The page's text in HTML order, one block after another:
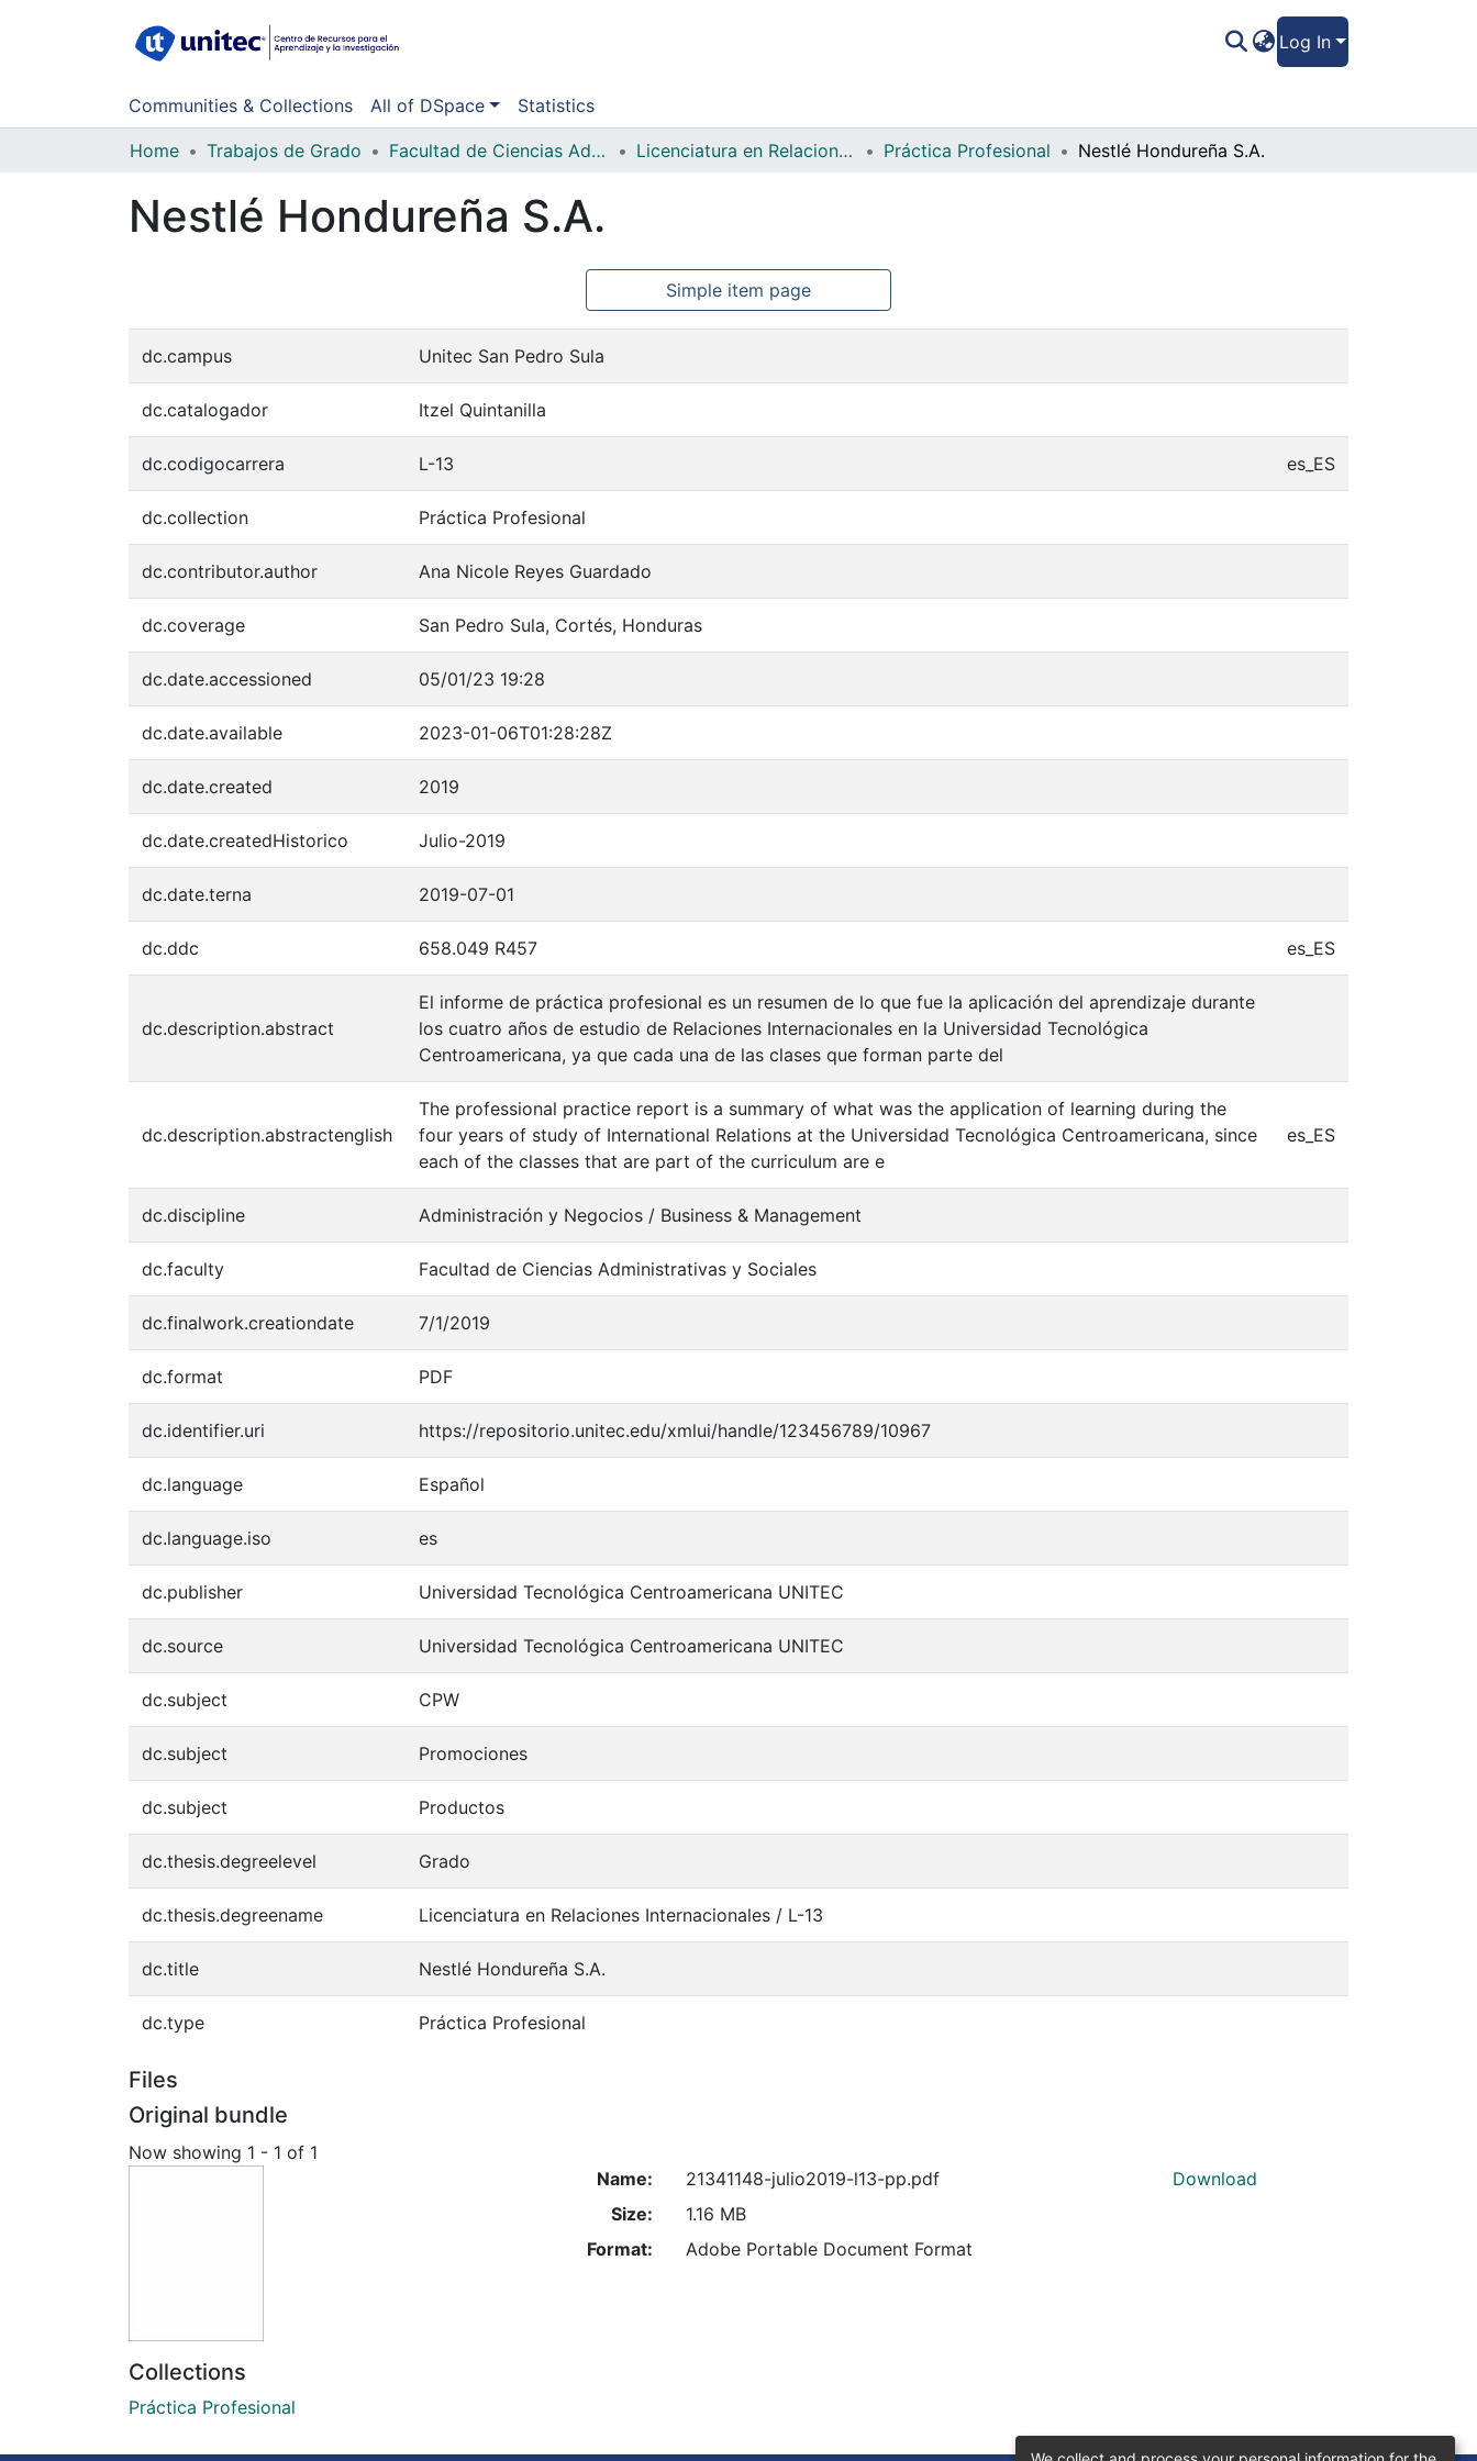
Log In
Communities & Collections All of DSpace Statistics
Home Trabajos de Grado Facultad de Ciencias Administrativas y Sociales Licenciatura en Relaciones Internacionales Práctica Profesional Nestlé Hondureña S.A.
Nestlé Hondureña S.A.
Simple item page
dc.campus Unitec San Pedro Sula
dc.catalogador Itzel Quintanilla
dc.codigocarrera L-13 es_ES
dc.collection Práctica Profesional
dc.contributor.author Ana Nicole Reyes Guardado
dc.coverage San Pedro Sula, Cortés, Honduras
dc.date.accessioned 05/01/23 19:28
dc.date.available 2023-01-06T01:28:28Z
dc.date.created 2019
dc.date.createdHistorico Julio-2019
dc.date.terna 2019-07-01
dc.ddc 658.049 R457 es_ES
dc.description.abstract
El informe de práctica profesional es un resumen de lo que fue la aplicación del aprendizaje durante
los cuatro años de estudio de Relaciones Internacionales en la Universidad Tecnológica
Centroamericana, ya que cada una de las clases que forman parte del
dc.description.abstractenglish
The professional practice report is a summary of what was the application of learning during the
four years of study of International Relations at the Universidad Tecnológica Centroamericana, since
each of the classes that are part of the curriculum are e
es_ES
dc.discipline Administración y Negocios / Business & Management
dc.faculty Facultad de Ciencias Administrativas y Sociales
dc.finalwork.creationdate 7/1/2019
dc.format PDF
dc.identifier.uri https://repositorio.unitec.edu/xmlui/handle/123456789/10967
dc.language Español
dc.language.iso es
dc.publisher Universidad Tecnológica Centroamericana UNITEC
dc.source Universidad Tecnológica Centroamericana UNITEC
dc.subject CPW
dc.subject Promociones
dc.subject Productos
dc.thesis.degreelevel Grado
dc.thesis.degreename Licenciatura en Relaciones Internacionales / L-13
dc.title Nestlé Hondureña S.A.
dc.type Práctica Profesional
Files
Original bundle
Now showing 1 - 1 of 1
Name:
21341148-julio2019-l13-pp.pdf
Size:
1.16 MB
Format:
Adobe Portable Document Format
Download
Collections
Práctica Profesional